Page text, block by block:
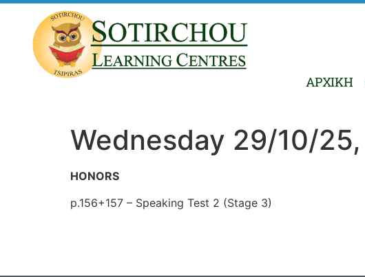
ΑΡΧΙΚΗ
Wednesday 29/10/
HONORS
p.156+157 – Speaking Test 2 (Stage 3)